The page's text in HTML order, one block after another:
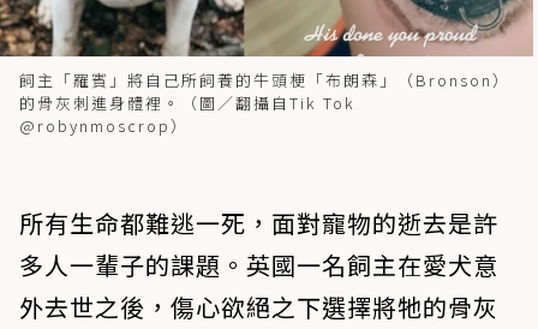
飼主「羅賓」將自己所飼養的牛頭梗「布朗森」（Bronson）
的骨灰刺進身體裡。（圖／翻攝自Tik Tok
@robynmoscrop）
所有生命都難逃一死，面對寵物的逝去是許
多人一輩子的課題。英國一名飼主在愛犬意
外去世之後，傷心欲絕之下選擇將牠的骨灰